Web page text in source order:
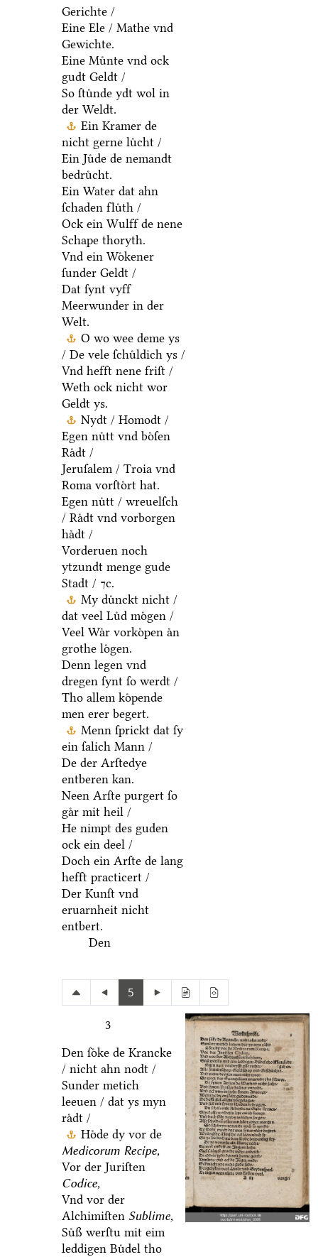
Gerichte /
Eine Ele / Mathe vnd
Gewichte.
Eine Muͤnte vnd ock
gudt Geldt /
So ſtuͤnde ydt wol in
der Weldt.
Ein Kramer de
nicht gerne luͤcht /
Ein Juͤde de nemandt
bedruͤcht.
Ein Water dat ahn
ſchaden fluͤth /
Ock ein Wulff de nene
Schape thoryth.
Vnd ein Woͤkener
ſunder Geldt /
Dat ſynt vyff
Meerwunder in der
Welt.
O wo wee deme ys
/ De vele ſchuͤldich ys /
Vnd hefft nene friſt /
Weth ock nicht wor
Geldt ys.
Nydt / Homodt /
Egen nuͤtt vnd boͤſen
Raͤdt /
Jeruſalem / Troia vnd
Roma vorſtoͤrt hat.
Egen nuͤtt / wreuelſch
/ Raͤdt vnd vorborgen
haͤdt /
Vorderuen noch
ytzundt menge gude
Stadt / ⁊c.
My duͤnckt nicht /
dat veel Luͤd moͤgen /
Veel Waͤr vorkoͤpen aͤn
grothe loͤgen.
Denn legen vnd
dregen ſynt ſo werdt /
Tho allem koͤpende
men erer begert.
Menn ſprickt dat ſy
ein ſalich Mann /
De der Arſtedye
entberen kan.
Neen Arſte purgert ſo
gaͤr mit heil /
He nimpt des guden
ock ein deel /
Doch ein Arſte de lang
hefft practicert /
Der Kunſt vnd
eruarnheit nicht
entbert.
Den
5
3
Den ſoͤke de Krancke
/ nicht ahn nodt /
Sunder metich
leeuen / dat ys myn
raͤdt /
Hoͤde dy vor de
Medicorum Recipe,
Vor der Juriſten
Codice,
Vnd vor der
Alchimiſten Sublime,
Suͤß werſtu mit eim
leddigen Buͤdel tho